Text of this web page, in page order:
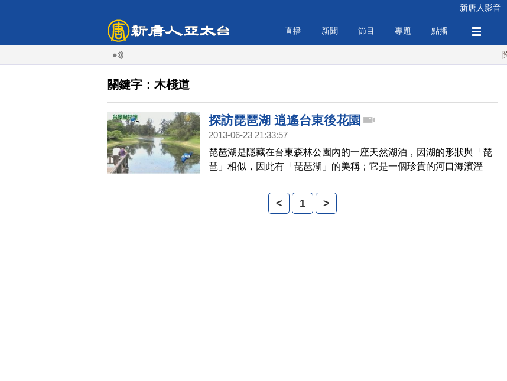
新唐人影音
直播 新聞 節目 專題 點播
降
關鍵字：木棧道
探訪琵琶湖 逍遙台東後花園
2013-06-23 21:33:57
琵琶湖是隱藏在台東森林公園內的一座天然湖泊，因湖的形狀與「琵
琶」相似，因此有「琵琶湖」的美稱；它是一個珍貴的河口海濱溼
地，水質終年清澈，湖泊裡有著台灣原生淡水魚類，是研究生態、賞
鳥、休閒的好去處。
< 1 >